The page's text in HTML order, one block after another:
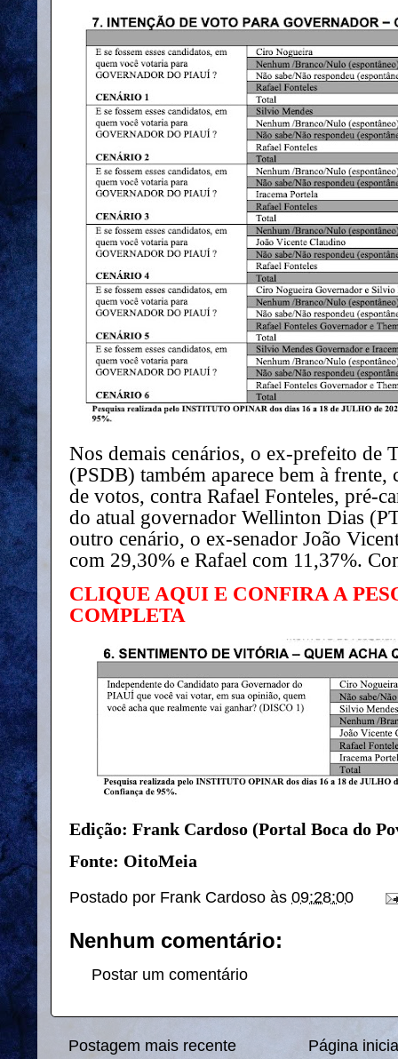
Nos demais cenários, o ex-prefeito de
(PSDB) também aparece bem à frente,
de votos, contra Rafael Fonteles, pré-
do atual governador Wellinton Dias
outro cenário, o ex-senador João
com 29,30% e Rafael com 11,37%.
CLIQUE AQUI E CONFIRA A
COMPLETA
Edição: Frank Cardoso (Portal Boca do
Fonte: OitoMeia
Postado por Frank Cardoso às 09:28:00
Nenhum comentário:
Postar um comentário
Postagem mais recente Página